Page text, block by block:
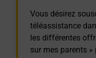
Vous désirez
téléassistance
les différentes
sur mes parents